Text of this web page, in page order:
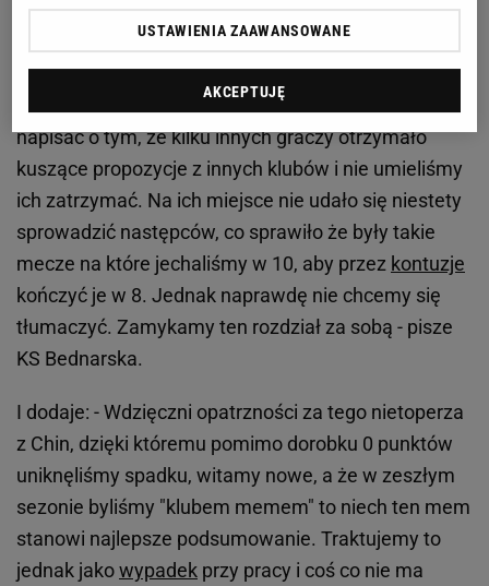
zeszłego sezonu. Moglibyśmy napisać o tym, że po
historycznym sukcesie jakim było 4 miejsce w A-
Klasie sezonu 2018/19 kilku naszych kluczowych
zawodników zakończyło kariery. Moglibyśmy też
napisać o tym, że kilku innych graczy otrzymało
kuszące propozycje z innych klubów i nie umieliśmy
ich zatrzymać. Na ich miejsce nie udało się niestety
sprowadzić następców, co sprawiło że były takie
mecze na które jechaliśmy w 10, aby przez kontuzje
kończyć je w 8. Jednak naprawdę nie chcemy się
tłumaczyć. Zamykamy ten rozdział za sobą - pisze
KS Bednarska.
I dodaje: - Wdzięczni opatrzności za tego nietoperza
z Chin, dzięki któremu pomimo dorobku 0 punktów
uniknęliśmy spadku, witamy nowe, a że w zeszłym
sezonie byliśmy "klubem memem" to niech ten mem
stanowi najlepsze podsumowanie. Traktujemy to
jednak jakowypadek przy pracy i coś co nie ma
USTAWIENIA ZAAWANSOWANE
AKCEPTUJĘ